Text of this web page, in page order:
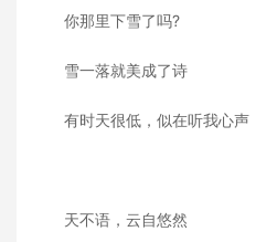
你那里下雪了吗?
雪一落就美成了诗
有时天很低，似在听我心声
天不语，云自悠然